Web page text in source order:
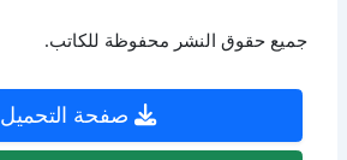
جميع حقوق النشر محفوظة للكاتب.
صفحة التحميل